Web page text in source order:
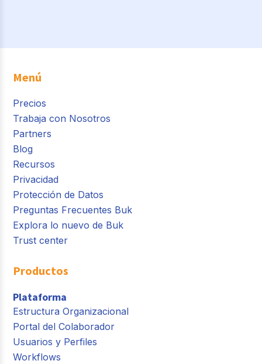
Menú
Precios
Trabaja con Nosotros
Partners
Blog
Recursos
Privacidad
Protección de Datos
Preguntas Frecuentes Buk
Explora lo nuevo de Buk
Trust center
Productos
Plataforma
Estructura Organizacional
Portal del Colaborador
Usuarios y Perfiles
Workflows